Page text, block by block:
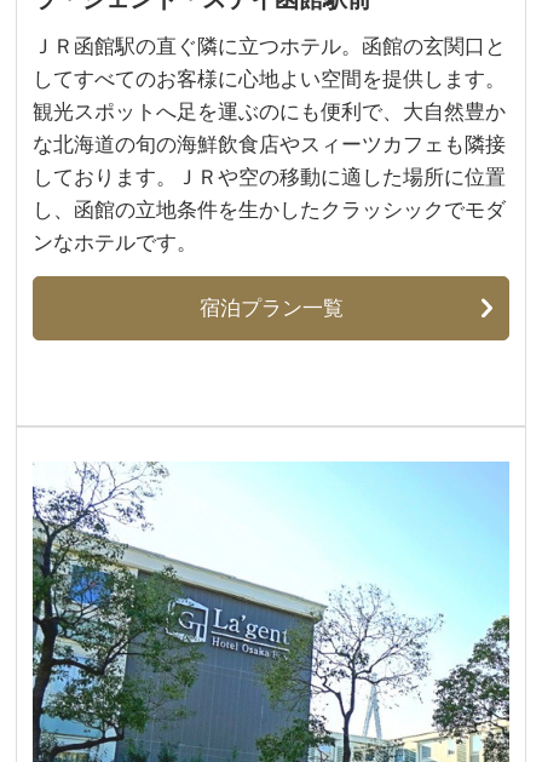
ＪＲ函館駅の直ぐ隣に立つホテル。函館の玄関口と
してすべてのお客様に心地よい空間を提供します。
観光スポットへ足を運ぶのにも便利で、大自然豊か
な北海道の旬の海鮮飲食店やスィーツカフェも隣接
しております。ＪＲや空の移動に適した場所に位置
し、函館の立地条件を生かしたクラッシックでモダ
ンなホテルです。
宿泊プラン一覧